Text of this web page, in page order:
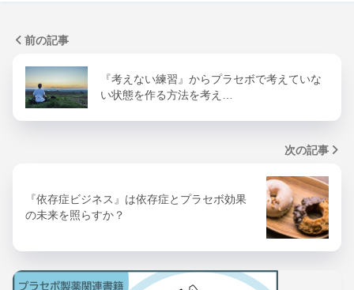
前の記事
『考えない練習』からプラセボで考えていな
い状態を作る方法を考え…
次の記事
『依存症ビジネス』は依存症とプラセボ効果
の未来を照らすか？